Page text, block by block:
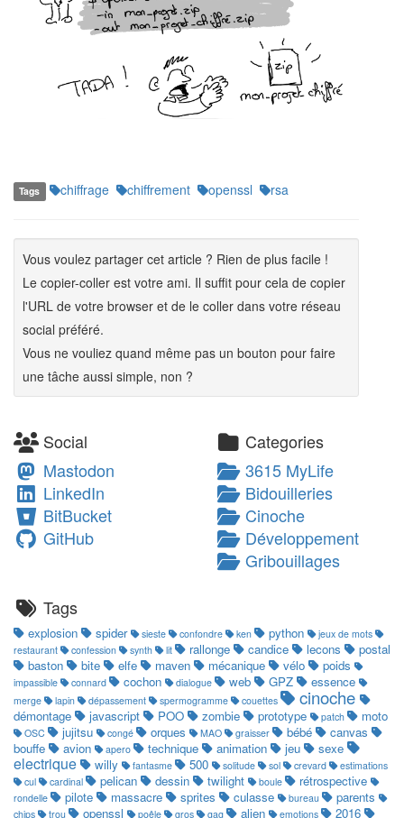
Tags chiffrage chiffrement openssl rsa
Vous voulez partager cet article ? Rien de plus facile !
Le copier-coller est votre ami. Il suffit pour cela de copier
l'URL de votre browser et de le coller dans votre réseau
social préféré.
Vous ne vouliez quand même pas un bouton pour faire
une tâche aussi simple, non ?
Social
Mastodon
LinkedIn
BitBucket
GitHub
Categories
3615 MyLife
Bidouilleries
Cinoche
Développement
Gribouillages
Tags
explosion spider sieste confondre ken python
jeux de mots
restaurant
confession synth lit rallonge candice lecons
postal
baston
bite elfe maven mécanique vélo poids
impassible connard cochon dialogue web GPZ essence
merge lapin dépassement spermogramme couettes cinoche
démontage javascript POO zombie prototype patch moto
OSC jujitsu congé orques MAO graisser bébé
canvas
bouffe
avion apero technique animation jeu sexe
electrique willy fantasme 500 solitude sol crevard
estimations
cul
cardinal pelican dessin twilight boule rétrospective
rondelle pilote massacre sprites culasse bureau parents
chips trou openssl poêle gros gag alien emotions 2016